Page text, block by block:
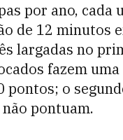
por ano, cada
de 12 minutos
largadas no
fazem
pontos; o
pontuam.